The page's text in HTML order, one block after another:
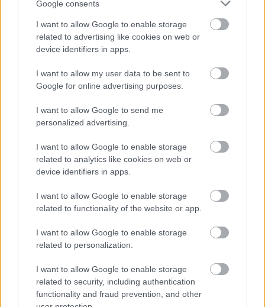
Google consents
I want to allow Google to enable storage
related to advertising like cookies on web or
device identifiers in apps.
I want to allow my user data to be sent to
Google for online advertising purposes.
I want to allow Google to send me
personalized advertising.
I want to allow Google to enable storage
related to analytics like cookies on web or
device identifiers in apps.
I want to allow Google to enable storage
related to functionality of the website or app.
I want to allow Google to enable storage
related to personalization.
I want to allow Google to enable storage
related to security, including authentication
functionality and fraud prevention, and other